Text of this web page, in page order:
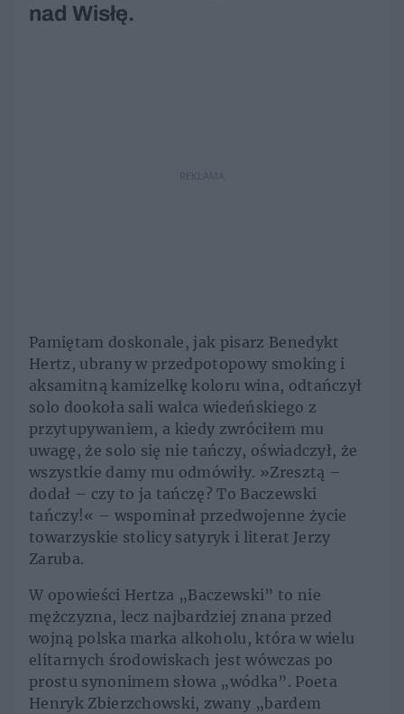
nad Wisłę.
REKLAMA
Pamiętam doskonale, jak pisarz Benedykt
Hertz, ubrany w przedpotopowy smoking i
aksamitną kamizelkę koloru wina, odtańczył
solo dookoła sali walca wiedeńskiego z
przytupywaniem, a kiedy zwróciłem mu
uwagę, że solo się nie tańczy, oświadczył, że
wszystkie damy mu odmówiły. »Zresztą –
dodał – czy to ja tańczę? To Baczewski
tańczy!« – wspominał przedwojenne życie
towarzyskie stolicy satyryk i literat Jerzy
Zaruba.
W opowieści Hertza „Baczewski” to nie
mężczyzna, lecz najbardziej znana przed
wojną polska marka alkoholu, która w wielu
elitarnych środowiskach jest wówczas po
prostu synonimem słowa „wódka”. Poeta
Henryk Zbierzchowski, zwany „bardem